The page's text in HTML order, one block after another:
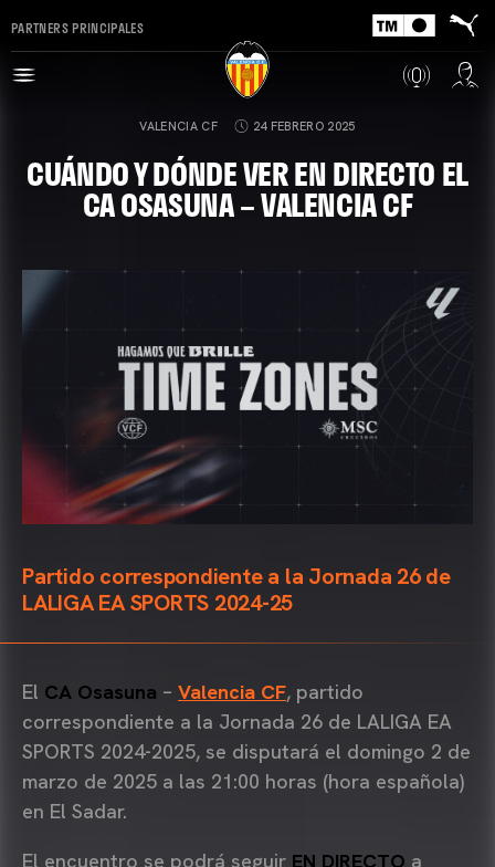
PARTNERS PRINCIPALES
VALENCIA CF 24 FEBRERO 2025
CUÁNDO Y DÓNDE VER EN DIRECTO EL
CA OSASUNA – VALENCIA CF
Partido correspondiente a la Jornada 26 de
LALIGA EA SPORTS 2024-25
El CA Osasuna – Valencia CF, partido
correspondiente a la Jornada 26 de LALIGA EA
SPORTS 2024-2025, se disputará el domingo 2 de
marzo de 2025 a las 21:00 horas (hora española)
en El Sadar.
El encuentro se podrá seguir EN DIRECTO a